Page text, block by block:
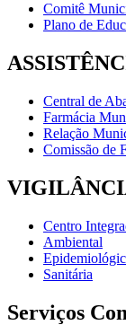
Comitê
Plano de
Central de
Farmácia
Relação
Comissão de
Centro
Ambiental
Sanitária
Serviços